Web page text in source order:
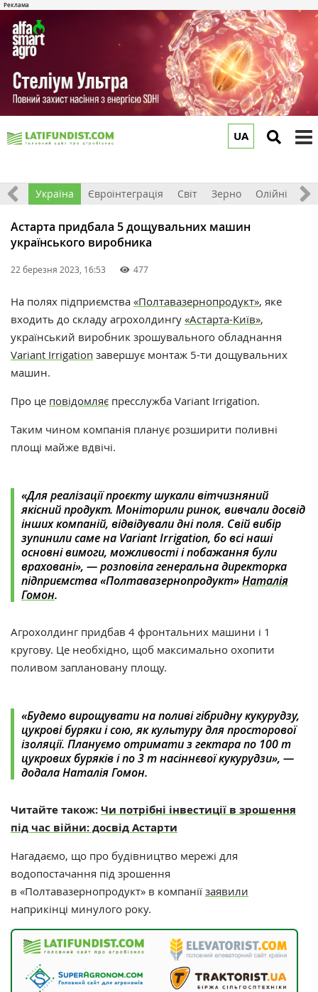
UA
Все Україна Євроінтеграція Світ Зерно Олійні
Астарта придбала 5 дощувальних машин
українського виробника
22 березня 2023, 16:53 477
На полях підприємства «Полтавазернопродукт», яке
входить до складу агрохолдингу «Астарта-Київ»,
український виробник зрошувального обладнання
Variant Irrigation завершує монтаж 5-ти дощувальних
машин.
Про це повідомляє пресслужба Variant Irrigation.
Таким чином компанія планує розширити поливні
площі майже вдвічі.
«Для реалізації проєкту шукали вітчизняний
якісний продукт. Моніторили ринок, вивчали досвід
інших компаній, відвідували дні поля. Свій вибір
зупинили саме на Variant Irrigation, бо всі наші
основні вимоги, можливості і побажання були
враховані», — розповіла генеральна директорка
підприємства «Полтавазернопродукт»Наталія
Гомон.
Агрохолдинг придбав 4 фронтальних машини і 1
кругову. Це необхідно, щоб максимально охопити
поливом заплановану площу.
«Будемо вирощувати на поливі гібридну кукурудзу,
цукрові буряки і сою, як культуру для просторової
ізоляції. Плануємо отримати з гектара по 100 т
цукрових буряків і по 3 т насіннєвої кукурудзи», —
додала Наталія Гомон.
Читайте також:Чи потрібні інвестиції в зрошення
під час війни: досвід Астарти
Нагадаємо, що про будівництво мережі для
водопостачання під зрошення
в «Полтавазернопродукт» в компанії заявили
наприкінці минулого року.